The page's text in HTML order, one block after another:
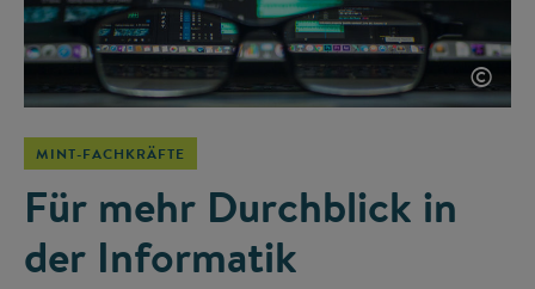
©
MINT-FACHKRÄFTE
Für mehr Durchblick in
der Informatik